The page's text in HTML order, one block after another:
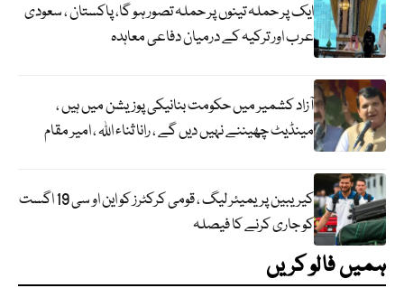
ایک پر حملہ تینوں پر حملہ تصور ہو گا، پاکستان ، سعودی
عرب اور ترکیہ کے درمیان دفاعی معاہدہ
آزاد کشمیر میں حکومت بنانیکی پوزیشن میں ہیں ،
مینڈیٹ چھیننے نہیں دیں گے ، رانا ثناء اللہ ، امیر مقام
کیریبین پریمیئر لیگ ، قومی کرکٹرز کو این او سی 19 اگست
کو جاری کرنے کا فیصلہ
ہمیں فالو کریں